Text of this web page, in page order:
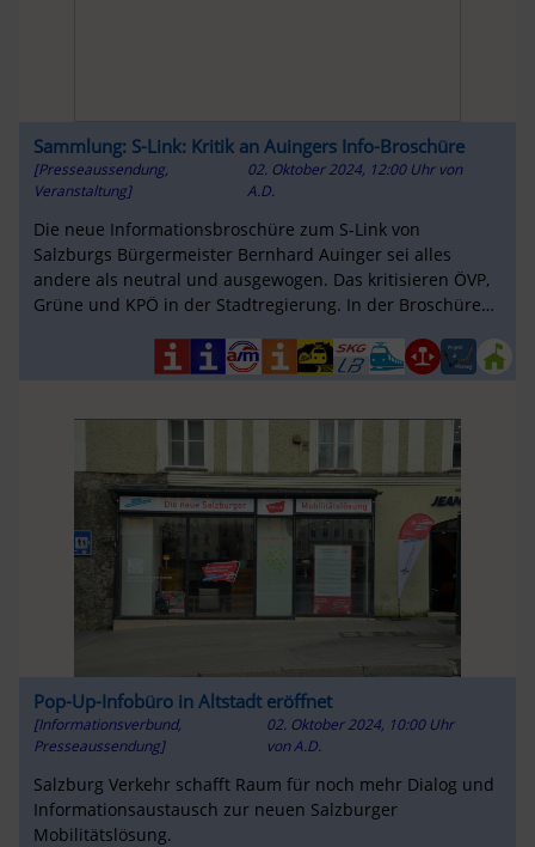
Sammlung: S-Link: Kritik an Auingers Info-Broschüre
[Presseaussendung,
Veranstaltung]
02. Oktober 2024, 12:00 Uhr von
A.D.
Die neue Informationsbroschüre zum S-Link von
Salzburgs Bürgermeister Bernhard Auinger sei alles
andere als neutral und ausgewogen. Das kritisieren ÖVP,
Grüne und KPÖ in der Stadtregierung. In der Broschüre
Pop-Up-Infobüro in Altstadt eröffnet
[Informationsverbund,
Presseaussendung]
02. Oktober 2024, 10:00 Uhr
vonA.D.
Salzburg Verkehr schafft Raum für noch mehr Dialog und
Informationsaustausch zur neuen Salzburger
Mobilitätslösung.